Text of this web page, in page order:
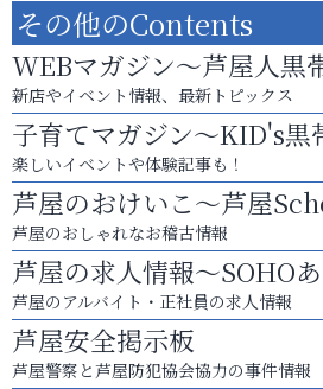
その他のContents
WEBマガジン～芦屋人黒
新店やイベント情報、最新トピックス
子育てマガジン～KID's黒
楽しいイベントや体験記事も！
芦屋のおけいこ～芦屋
芦屋のおしゃれなお稽古情報
芦屋の求人情報～SOHO
芦屋のアルバイト・正社員の求人情報
芦屋安全掲示板
芦屋警察と芦屋防犯協会協力の事件情報